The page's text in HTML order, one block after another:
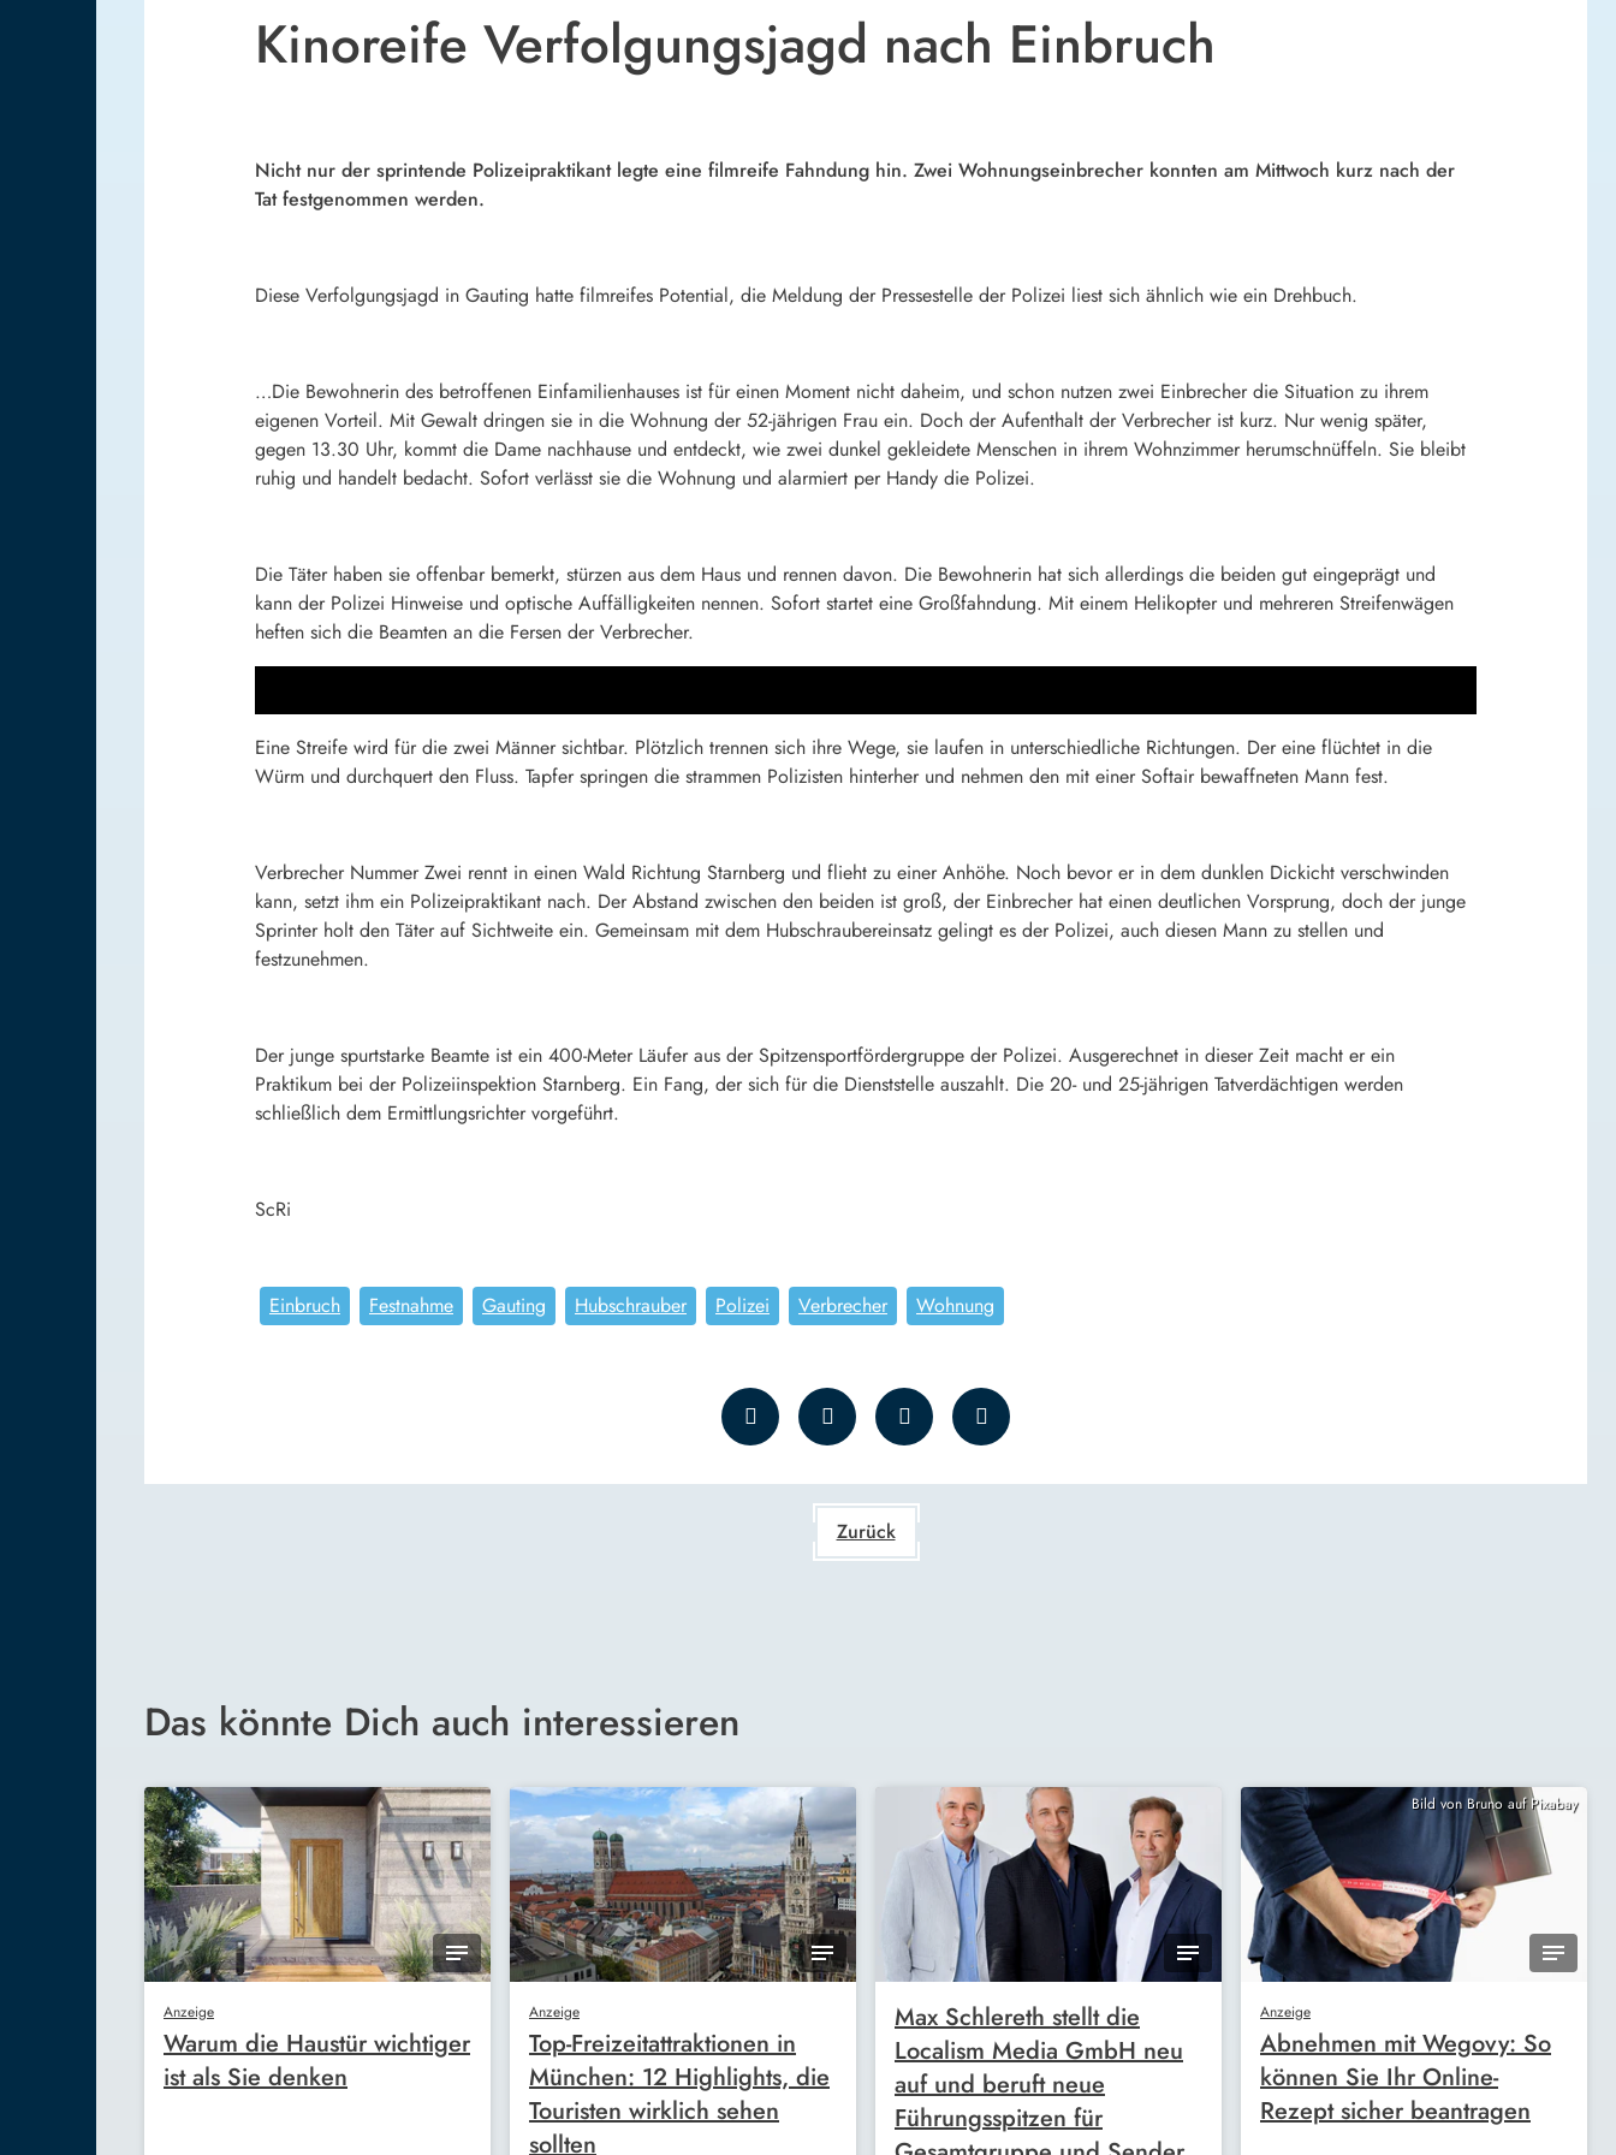
Kinoreife Verfolgungsjagd nach Einbruch
Nicht nur der sprintende Polizeipraktikant legte eine filmreife Fahndung hin. Zwei Wohnungseinbrecher konnten am Mittwoch kurz nach der
Tat festgenommen werden.
Diese Verfolgungsjagd in Gauting hatte filmreifes Potential, die Meldung der Pressestelle der Polizei liest sich ähnlich wie ein Drehbuch.
…Die Bewohnerin des betroffenen Einfamilienhauses ist für einen Moment nicht daheim, und schon nutzen zwei Einbrecher die Situation zu ihrem
eigenen Vorteil. Mit Gewalt dringen sie in die Wohnung der 52-jährigen Frau ein. Doch der Aufenthalt der Verbrecher ist kurz. Nur wenig später,
gegen 13.30 Uhr, kommt die Dame nachhause und entdeckt, wie zwei dunkel gekleidete Menschen in ihrem Wohnzimmer herumschnüffeln. Sie bleibt
ruhig und handelt bedacht. Sofort verlässt sie die Wohnung und alarmiert per Handy die Polizei.
Die Täter haben sie offenbar bemerkt, stürzen aus dem Haus und rennen davon. Die Bewohnerin hat sich allerdings die beiden gut eingeprägt und
kann der Polizei Hinweise und optische Auffälligkeiten nennen. Sofort startet eine Großfahndung. Mit einem Helikopter und mehreren Streifenwägen
heften sich die Beamten an die Fersen der Verbrecher.
Eine Streife wird für die zwei Männer sichtbar. Plötzlich trennen sich ihre Wege, sie laufen in unterschiedliche Richtungen. Der eine flüchtet in die
Würm und durchquert den Fluss. Tapfer springen die strammen Polizisten hinterher und nehmen den mit einer Softair bewaffneten Mann fest.
Verbrecher Nummer Zwei rennt in einen Wald Richtung Starnberg und flieht zu einer Anhöhe. Noch bevor er in dem dunklen Dickicht verschwinden
kann, setzt ihm ein Polizeipraktikant nach. Der Abstand zwischen den beiden ist groß, der Einbrecher hat einen deutlichen Vorsprung, doch der junge
Sprinter holt den Täter auf Sichtweite ein. Gemeinsam mit dem Hubschraubereinsatz gelingt es der Polizei, auch diesen Mann zu stellen und
festzunehmen.
Der junge spurtstarke Beamte ist ein 400-Meter Läufer aus der Spitzensportfördergruppe der Polizei. Ausgerechnet in dieser Zeit macht er ein
Praktikum bei der Polizeiinspektion Starnberg. Ein Fang, der sich für die Dienststelle auszahlt. Die 20- und 25-jährigen Tatverdächtigen werden
schließlich dem Ermittlungsrichter vorgeführt.
ScRi
Einbruch Festnahme Gauting Hubschrauber Polizei Verbrecher Wohnung
Zurück
Das könnte Dich auch interessieren
Anzeige
Warum die Haustür wichtiger
ist als Sie denken
Anzeige
Top-Freizeitattraktionen in
München: 12 Highlights, die
Touristen wirklich sehen
sollten
Max Schlereth stellt die
Localism Media GmbH neu
auf und beruft neue
Führungsspitzen für
Bild von Bruno auf Pixabay
Anzeige
Abnehmen mit Wegovy: So
können Sie Ihr Online-
Rezept sicher beantragen